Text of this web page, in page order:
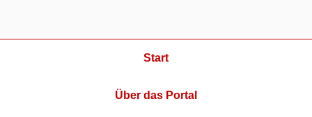
Start
Über das Portal